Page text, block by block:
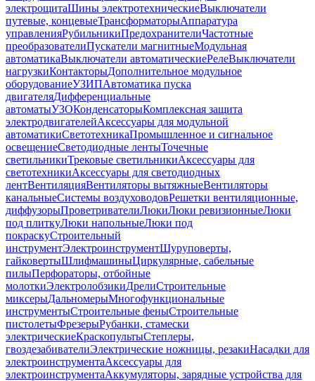
электрощитаШины электротехническиеВыключатели
путевые, концевыеТрансформаторыАппаратура
управленияРубильникиПредохранителиЧастотные
преобразователиПускатели магнитныеМодульная
автоматикаВыключатели автоматическиеРелеВыключатели
нагрузкиКонтакторыДополнительное модульное
оборудованиеУЗИПАвтоматика пуска
двигателяДифференциальные
автоматыУЗОКонденсаторыКомплексная защита
электродвигателейАксессуары для модульной
автоматикиСветотехникаПромышленное и сигнальное
освещениеСветодиодные лентыТочечные
светильникиТрековые светильникиАксессуары для
светотехникиАксессуары для светодиодных
лентВентиляцияВентиляторы вытяжныеВентиляторы
канальныеСистемы воздуховодовРешетки вентиляционные,
диффузорыПроветривателиЛюкиЛюки ревизионныеЛюки
под плиткуЛюки напольныеЛюки под
покраскуСтроительный
инструментЭлектроинструментШуруповерты,
гайковертыШлифмашиныЦиркулярные, сабельные
пилыПерфораторы, отбойные
молоткиЭлектролобзикиДрелиСтроительные
миксерыДальномерыМногофункциональные
инструментыСтроительные феныСтроительные
пистолетыФрезерыРубанки, стамески
электрическиеКраскопультыСтеплеры,
гвоздезабивателиЭлектрические ножницы, резакиНасадки для
электроинструментаАксессуары для
электроинструментаАккумуляторы, зарядные устройства для